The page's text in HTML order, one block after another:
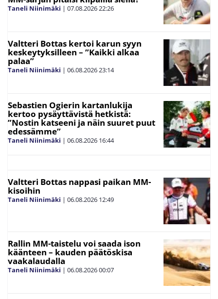
Taneli Niinimäki | 07.08.202622:26
Valtteri Bottas kertoi karun syyn
keskeytyksilleen – ”Kaikki alkaa
palaa”
Taneli Niinimäki | 06.08.202623:14
Sebastien Ogierin kartanlukija
kertoo pysäyttävistä hetkistä:
”Nostin katseeni ja näin suuret puut
edessämme”
Taneli Niinimäki | 06.08.2026 16:44
Valtteri Bottas nappasi paikan MM-
kisoihin
Taneli Niinimäki | 06.08.2026 12:49
Rallin MM-taistelu voi saada ison
käänteen – kauden päätöskisa
vaakalaudalla
Taneli Niinimäki | 06.08.202600:07